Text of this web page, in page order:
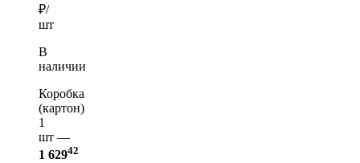
₽/
шт
В
наличии
Коробка
(картон)
1
шт —
1 62942